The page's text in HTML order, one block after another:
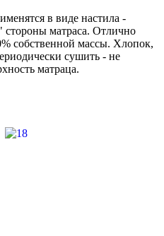
в виде настила -
стороны матраса. Отлично
собственной массы. Хлопок,
сушить - не
матраца.